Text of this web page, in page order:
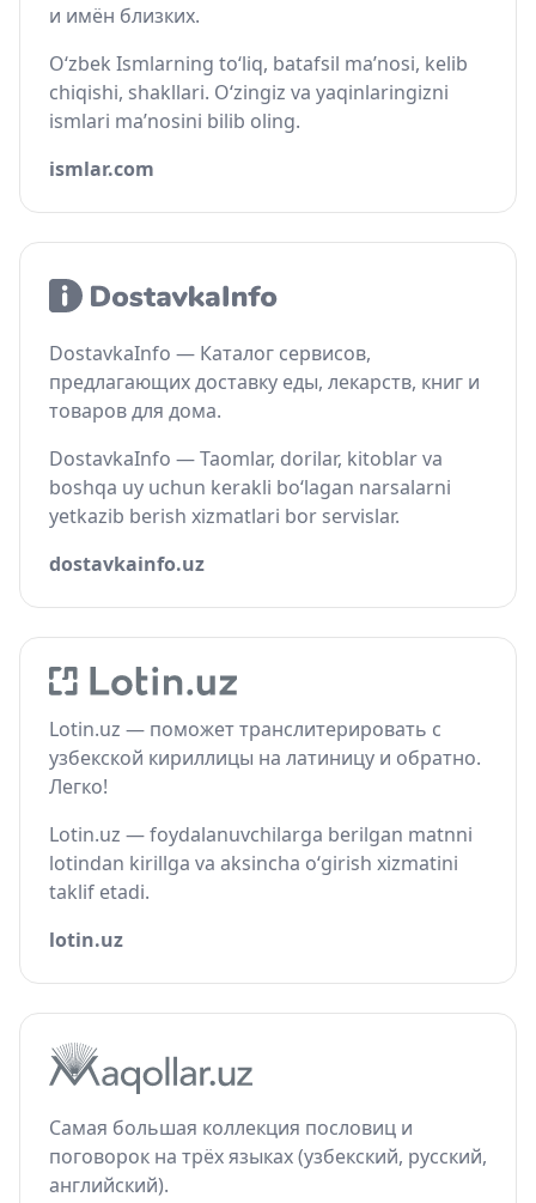
и имён близких.
O‘zbek Ismlarning to‘liq, batafsil ma’nosi, kelib
chiqishi, shakllari. O‘zingiz va yaqinlaringizni
ismlari ma’nosini bilib oling.
ismlar.com
DostavkaInfo — Каталог сервисов,
предлагающих доставку еды, лекарств, книг и
товаров для дома.
DostavkaInfo — Taomlar, dorilar, kitoblar va
boshqa uy uchun kerakli bo‘lagan narsalarni
yetkazib berish xizmatlari bor servislar.
dostavkainfo.uz
Lotin.uz — поможет транслитерировать с
узбекской кириллицы на латиницу и обратно.
Легко!
Lotin.uz — foydalanuvchilarga berilgan matnni
lotindan kirillga va aksincha o‘girish xizmatini
taklif etadi.
lotin.uz
Самая большая коллекция пословиц и
поговорок на трёх языках (узбекский, русский,
английский).